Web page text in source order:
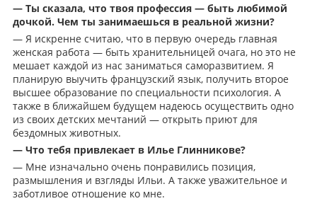
— Ты сказала, что твоя профессия — быть любимой
дочкой. Чем ты занимаешься в реальной жизни?
— Я искренне считаю, что в первую очередь главная
женская работа — быть хранительницей очага, но это не
мешает каждой из нас заниматься саморазвитием. Я
планирую выучить французский язык, получить второе
высшее образование по специальности психология. А
также в ближайшем будущем надеюсь осуществить одно
из своих детских мечтаний — открыть приют для
бездомных животных.
— Что тебя привлекает в Илье Глинникове?
— Мне изначально очень понравились позиция,
размышления и взгляды Ильи. А также уважительное и
заботливое отношение ко мне.